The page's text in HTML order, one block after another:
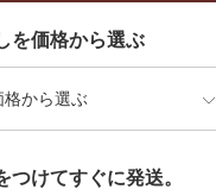
を価格から選ぶ
から選ぶ
つけてすぐに発送。